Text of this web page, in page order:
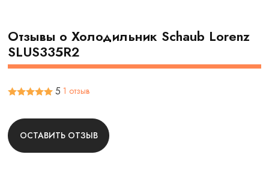
Отзывы о Холодильник Schaub Lorenz
SLUS335R2
5 1 отзыв
ОСТАВИТЬ ОТЗЫВ